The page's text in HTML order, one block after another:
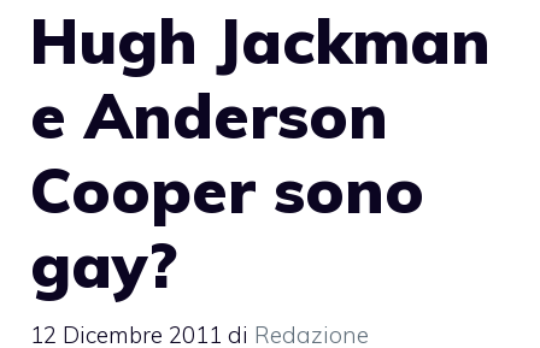
Hugh Jackman
e Anderson
Cooper sono
gay?
12 Dicembre 2011 di Redazione